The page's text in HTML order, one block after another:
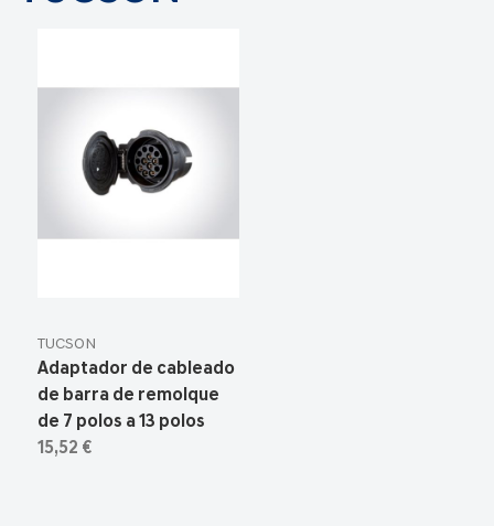
TUCSON
Adaptador de cableado
de barra de remolque
de 7 polos a 13 polos
15,52 €